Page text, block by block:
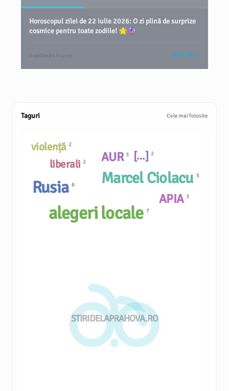
Horoscopul zilei de 22 iulie 2026: O zi plină de surprize
cosmice pentru toate zodiile! 🌟🔮
2 săptămâni în urmă VEZI TOT
Taguri Cele mai folosite
STIRIDELAPRAHOVA.RO
liberali 2 […] 2
alegeri locale7
Marcel Ciolacu 5
violență 2
Rusia6
AUR 3
APIA 3